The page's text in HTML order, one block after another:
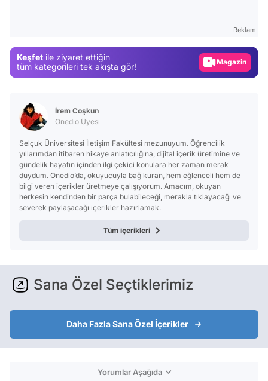
Reklam
Keşfet ile ziyaret ettiğin
tüm kategorileri tek akışta gör!
Video
İrem Coşkun
Onedio Üyesi
Selçuk Üniversitesi İletişim Fakültesi mezunuyum. Öğrencilik
yıllarımdan itibaren hikaye anlatıcılığına, dijital içerik üretimine ve
gündelik hayatın içinden ilgi çekici konulara her zaman merak
duydum. Onedio’da, okuyucuyla bağ kuran, hem eğlenceli hem de
bilgi veren içerikler üretmeye çalışıyorum. Amacım, okuyan
herkesin kendinden bir parça bulabileceği, merakla tıklayacağı ve
severek paylaşacağı içerikler hazırlamak.
Tüm içerikleri
Sana Özel Seçtiklerimiz
Daha Fazla Sana Özel İçerikler
Yorumlar Aşağıda